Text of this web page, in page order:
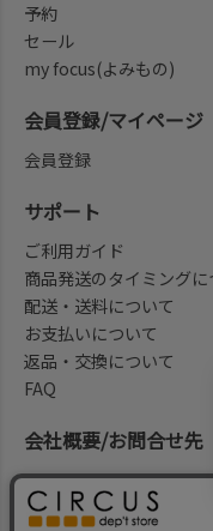
会社概要/お問合せ先
予約
セール
my focus(よみもの)
会員登録/マイページ
会員登録
サポート
ご利用ガイド
商品発送のタイミングに
配送・送料について
お支払いについて
返品・交換について
FAQ
法律に基づく表示